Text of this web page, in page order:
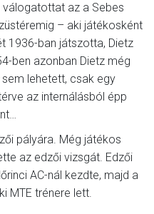
válogatottat az a Sebes
– aki játékosként
1936-ban játszotta, Dietz
ben azonban Dietz még
lehetett, csak egy
az internálásból épp
pályára. Még játékos
az edzői vizsgát. Edzői
AC-nál kezdte, majd a
MTE trénere lett.